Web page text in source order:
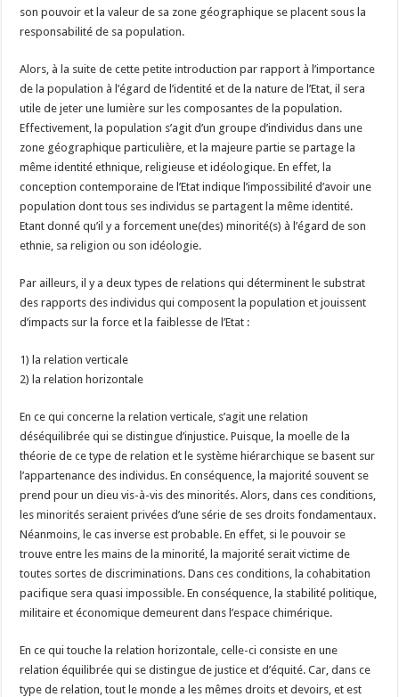
son pouvoir et la valeur de sa zone géographique se placent sous la
responsabilité de sa population.
Alors, à la suite de cette petite introduction par rapport à l’importance
de la population à l’égard de l’identité et de la nature de l’Etat, il sera
utile de jeter une lumière sur les composantes de la population.
Effectivement, la population s’agit d’un groupe d’individus dans une
zone géographique particulière, et la majeure partie se partage la
même identité ethnique, religieuse et idéologique. En effet, la
conception contemporaine de l’Etat indique l’impossibilité d’avoir une
population dont tous ses individus se partagent la même identité.
Etant donné qu’il y a forcement une(des) minorité(s) à l’égard de son
ethnie, sa religion ou son idéologie.
Par ailleurs, il y a deux types de relations qui déterminent le substrat
des rapports des individus qui composent la population et jouissent
d’impacts sur la force et la faiblesse de l’Etat :
1) la relation verticale
2) la relation horizontale
En ce qui concerne la relation verticale, s’agit une relation
déséquilibrée qui se distingue d’injustice. Puisque, la moelle de la
théorie de ce type de relation et le système hiérarchique se basent sur
l’appartenance des individus. En conséquence, la majorité souvent se
prend pour un dieu vis-à-vis des minorités. Alors, dans ces conditions,
les minorités seraient privées d’une série de ses droits fondamentaux.
Néanmoins, le cas inverse est probable. En effet, si le pouvoir se
trouve entre les mains de la minorité, la majorité serait victime de
toutes sortes de discriminations. Dans ces conditions, la cohabitation
pacifique sera quasi impossible. En conséquence, la stabilité politique,
militaire et économique demeurent dans l’espace chimérique.
En ce qui touche la relation horizontale, celle-ci consiste en une
relation équilibrée qui se distingue de justice et d’équité. Car, dans ce
type de relation, tout le monde a les mêmes droits et devoirs, et est